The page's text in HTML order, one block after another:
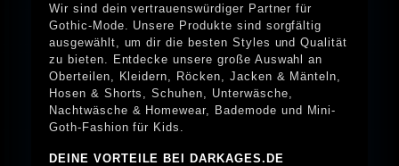
Wir sind dein vertrauenswürdiger Partner für
Gothic-Mode. Unsere Produkte sind sorgfältig
ausgewählt, um dir die besten Styles und Qualität
zu bieten. Entdecke unsere große Auswahl an
Oberteilen, Kleidern, Röcken, Jacken & Mänteln,
Hosen & Shorts, Schuhen, Unterwäsche,
Nachtwäsche & Homewear, Bademode und Mini-
Goth-Fashion für Kids.
DEINE VORTEILE BEI DARKAGES.DE